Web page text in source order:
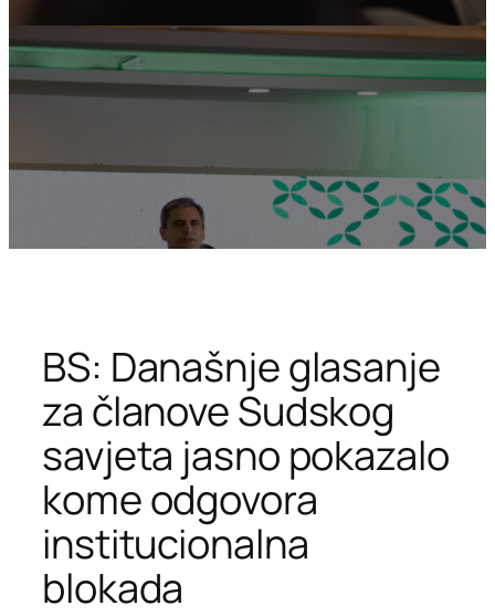
BS: Današnje glasanje
za članove Sudskog
savjeta jasno pokazalo
kome odgovora
institucionalna
blokada